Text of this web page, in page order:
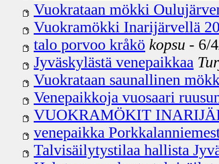
Vuokrataan mökki
Vuokramökki Inarijärvellä
talo porvoo kråkö kopsu - 6/
Jyväskylästä venepaikkaa
Vuokrataan saunallinen
Venepaikkoja vuosaari
VUOKRAMÖKIT
venepaikka
Talvisäilytystilaa hallista